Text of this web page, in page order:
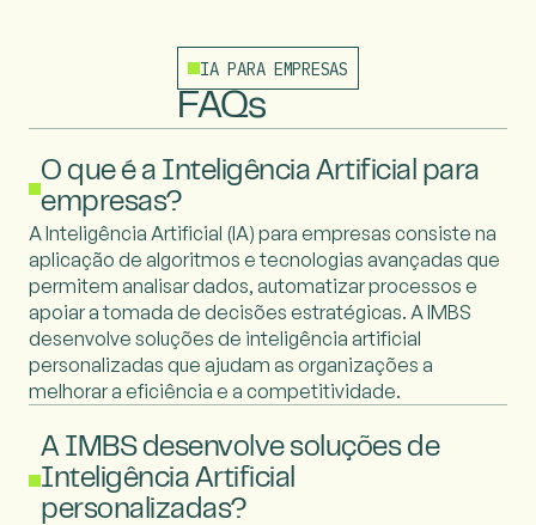
IA PARA EMPRESAS
FAQs
O que é a Inteligência Artificial para
empresas?
A Inteligência Artificial (IA) para empresas consiste na
aplicação de algoritmos e tecnologias avançadas que
permitem analisar dados, automatizar processos e
apoiar a tomada de decisões estratégicas. A IMBS
desenvolve soluções de inteligência artificial
personalizadas que ajudam as organizações a
melhorar a eficiência e a competitividade.
A IMBS desenvolve soluções de
Inteligência Artificial
personalizadas?